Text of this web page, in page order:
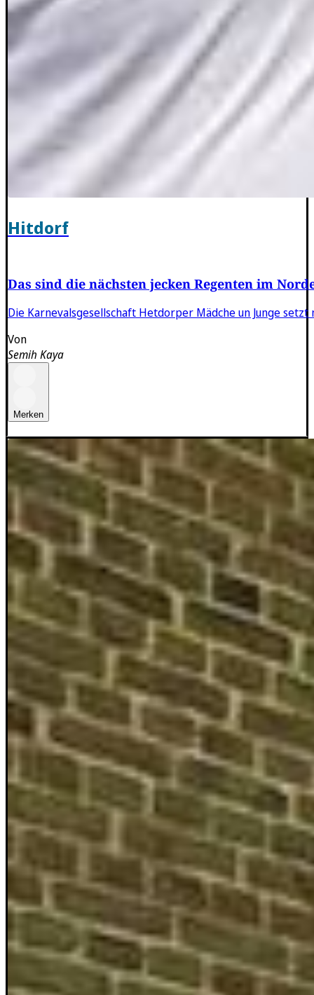
Hitdorf
Das sind die nächsten jecken Regenten im
Die Karnevalsgesellschaft Hetdorper Mädche un Junge setzt
Von
Semih Kaya
Merken